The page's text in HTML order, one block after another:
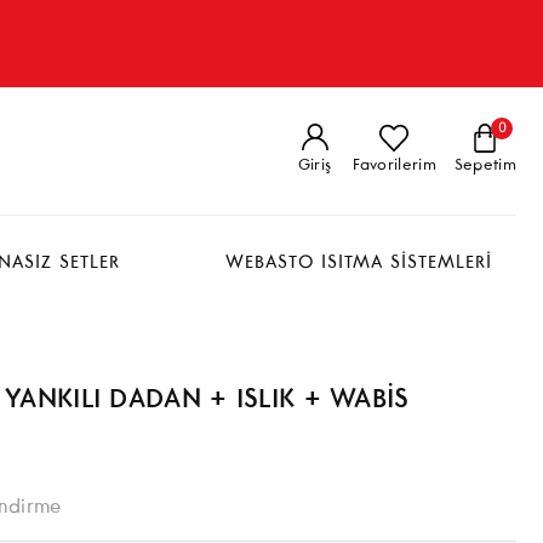
Giriş Favorilerim Sepetim
0
SETLER WEBASTO ISITMA SİSTEMLERİ
DADAN + ISLIK + WABİS